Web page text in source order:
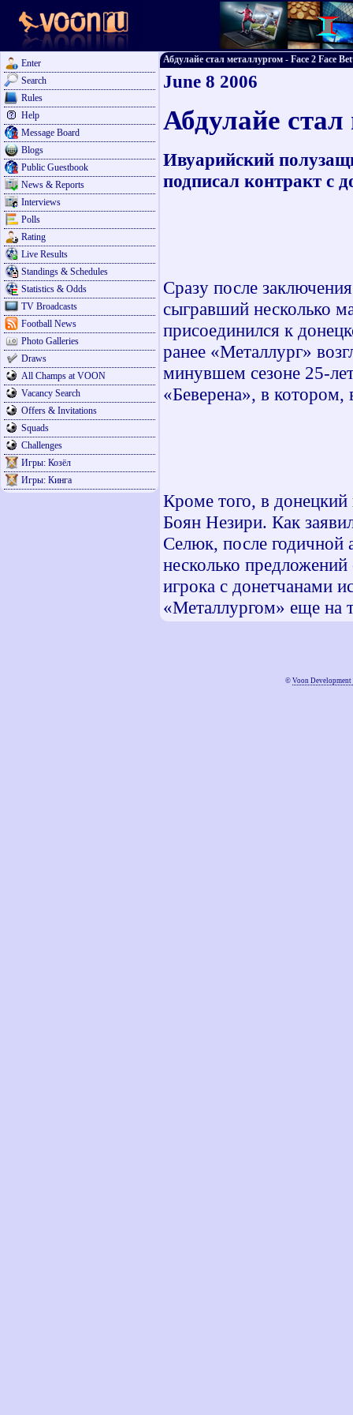
Enter
Search
Rules
Help
Message Board
Blogs
Public Guestbook
News & Reports
Interviews
Polls
Rating
Live Results
Standings & Schedules
Statistics & Odds
TV Broadcasts
Football News
Photo Galleries
Draws
All Champs at VOON
Vacancy Search
Offers & Invitations
Squads
Challenges
Игры: Козёл
Игры: Кинга
Абдулайе стал металлургом - Face 2 Face
June 8 2006
Абдулайе
Ивуарийский
подписал контракт с
Сразу после
сыгравший несколько
присоединился к
ранее «Металлург»
минувшем сезоне 25-
«Беверена», в котором,
Кроме того, в донецкий
Боян Незири. Как
Селюк, после годичной
несколько
игрока с донетчанами
«Металлургом» еще на
© Voon Development